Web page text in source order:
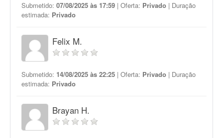
Submetido: 07/08/2025 às 17:59 | Oferta: Privado | Duração
estimada: Privado
Felix M.
Submetido: 14/08/2025 às 22:25 | Oferta: Privado | Duração
estimada: Privado
Brayan H.